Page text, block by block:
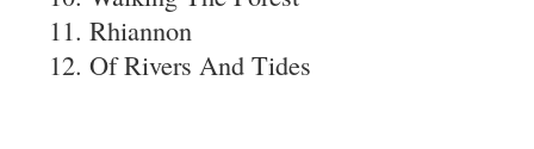
11. Rhiannon
12. Of Rivers And Tides